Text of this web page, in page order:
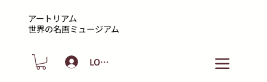
アートリアム
​世界の名画ミュージアム
LOGIN